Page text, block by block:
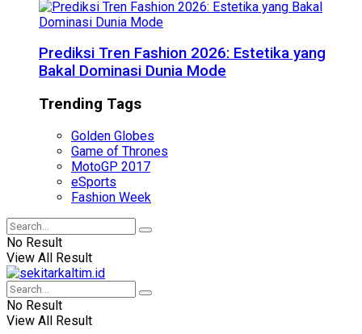
Prediksi Tren Fashion 2026: Estetika yang
Bakal Dominasi Dunia Mode
Trending Tags
Golden Globes
Game of Thrones
MotoGP 2017
eSports
Fashion Week
No Result
View All Result
No Result
View All Result